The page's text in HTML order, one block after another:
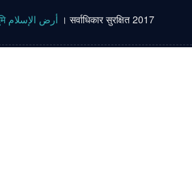
। सर्वाधिकार सुरक्षित 2017